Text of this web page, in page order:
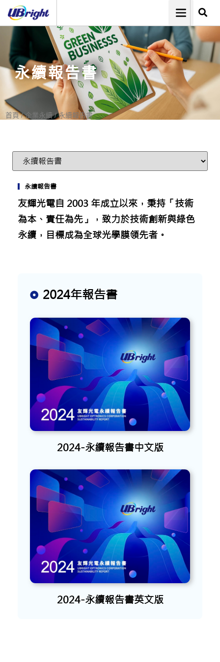
永續報告書
首頁 / 企業永續 / 永續報告書
永續報告書
友輝光電自 2003 年成立以來，秉持「技術
為本、責任為先」，致力於技術創新與綠色
永續，目標成為全球光學膜領先者。
2024年報告書
2024-永續報告書中文版
2024-永續報告書英文版